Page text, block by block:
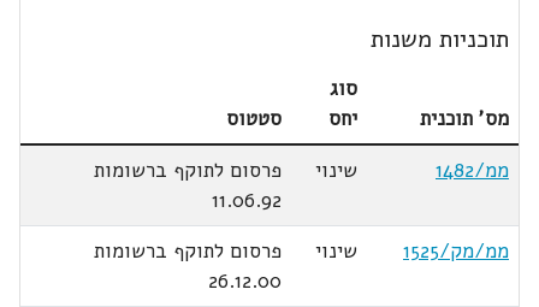
תוכניות משנות
מס' תוכנית
סוג
יחס
סטטוס
ממ/1482
שינוי
פרסום לתוקף ברשומות
11.06.92
ממ/מק/1525
שינוי
פרסום לתוקף ברשומות
26.12.00